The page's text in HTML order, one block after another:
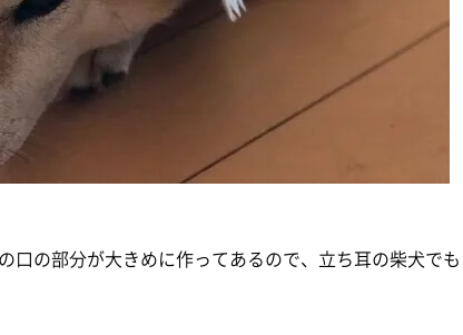
の部分が大きめに作ってあるので、立ち耳の柴犬でも